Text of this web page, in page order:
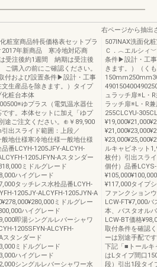
粧室商品特長価格表セットプラ
年新商品 寒冷地対応商
注後約1週間 納期は受注後
購入の前にご確認ください。
付および設置条件▶設計・工事
生産品を除きます。）タイプ
化粧台本体
ゆプラス（電気温水器仕
す。本体セットに加え「ゆプ
途ご注文ください。⊕￥89,900
出スライド範囲：上段／
地仕様寒冷地仕様一般地仕様
番LCYH-1205JFY-ALCYH-
1205JFYN-Aスタンダー
ミドルグレード
ハイグレード
タッチレス水栓品番LCYH-
1205JY-ALCYFH-1205JYN-A
ミドルグレー
ハイグレード
即湯シングルレバーシャワ
1205SFYN-ALCYFH-
スタンダード
ミドルグレード
ハイグレード
シングルレバーシャワー水
右ページから抽出
507INAX洗面化
Ｃ．︿エルシィ
条件▶設計・工
きます。）（く
ュラッチ扉※L・
ラッチ扉※L・R
255CLCYU-
ルキャビネット
枚付）引出スラ
個付）品番
¥117,000タイプ
ファンクション
LCW-FT¥7,000
本、バスタオル
LCW-BT価格
取付条件を確認
ーは別途手配で
下記「■トールキ
はLタイプ間口
段）引出1段タイ